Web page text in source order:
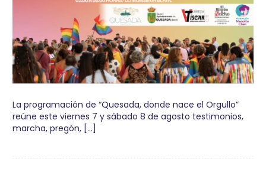
La programación de “Quesada, donde nace el Orgullo”
reúne este viernes 7 y sábado 8 de agosto testimonios,
marcha, pregón, […]